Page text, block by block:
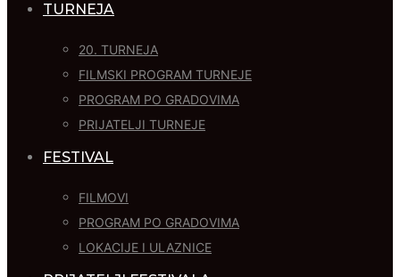
TURNEJA
20. TURNEJA
FILMSKI PROGRAM TURNEJE
PROGRAM PO GRADOVIMA
PRIJATELJI TURNEJE
FESTIVAL
FILMOVI
PROGRAM PO GRADOVIMA
LOKACIJE I ULAZNICE